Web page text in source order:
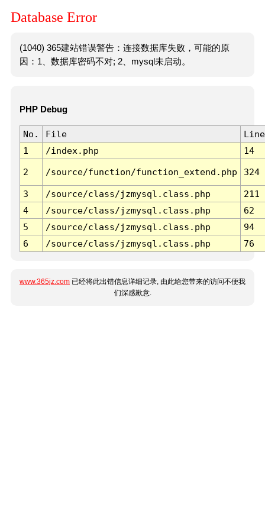
Database Error
(1040) 365建站错误警告：连接数据库失败，可能的原
因：1、数据库密码不对; 2、mysql未启动。
PHP Debug
No. File
Line
1
/index.php 14
2 /source/function/function_extend.php 324
3 /source/class/jzmysql.class.php
211
4
/source/class/jzmysql.class.php
62
5
/source/class/jzmysql.class.php
94
6
/source/class/jzmysql.class.php 76
www.365jz.com 已经将此出错信息详细记录, 由此给您带来的访问不便我
们深感歉意.